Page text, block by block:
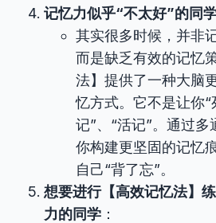
记忆力似乎“不太好”的同
其实很多时候，并非
而是缺乏有效的记忆
法】提供了一种大脑
忆方式。它不是让你“
记”、“活记”。通过
你构建更坚固的记忆
自己“背了忘”。
想要进行【高效记忆法】
力的同学 ：